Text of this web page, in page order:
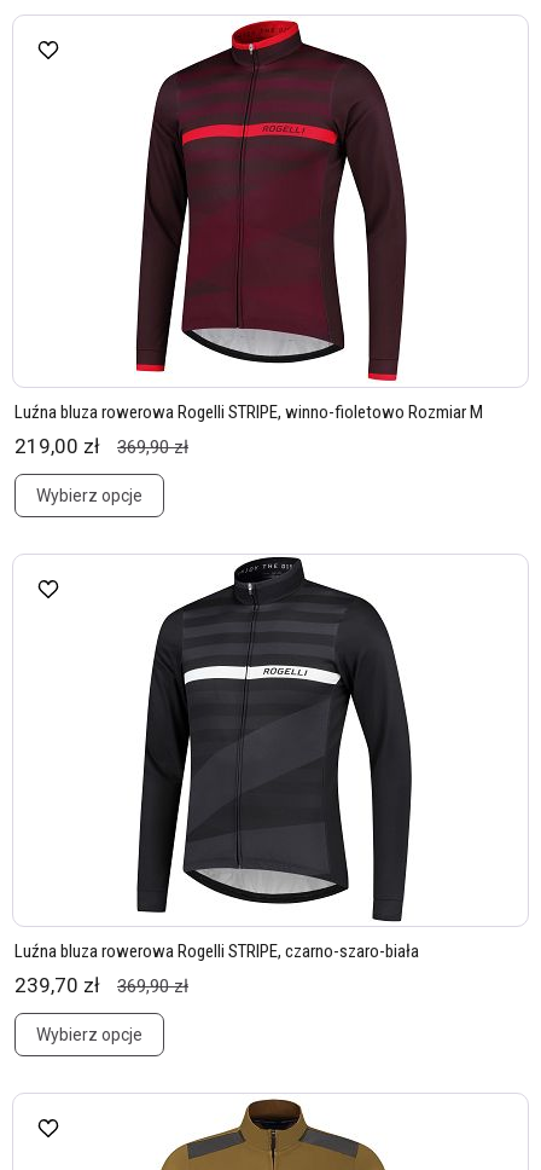
Luźna bluza rowerowa Rogelli STRIPE, winno-fioletowo Rozmiar M
219,00 zł 369,90 zł
Wybierz opcje
Luźna bluza rowerowa Rogelli STRIPE, czarno-szaro-biała
239,70 zł 369,90 zł
Wybierz opcje